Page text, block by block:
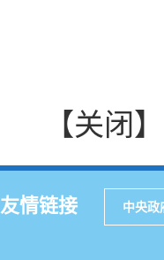
【关闭】
友情链接 中央政